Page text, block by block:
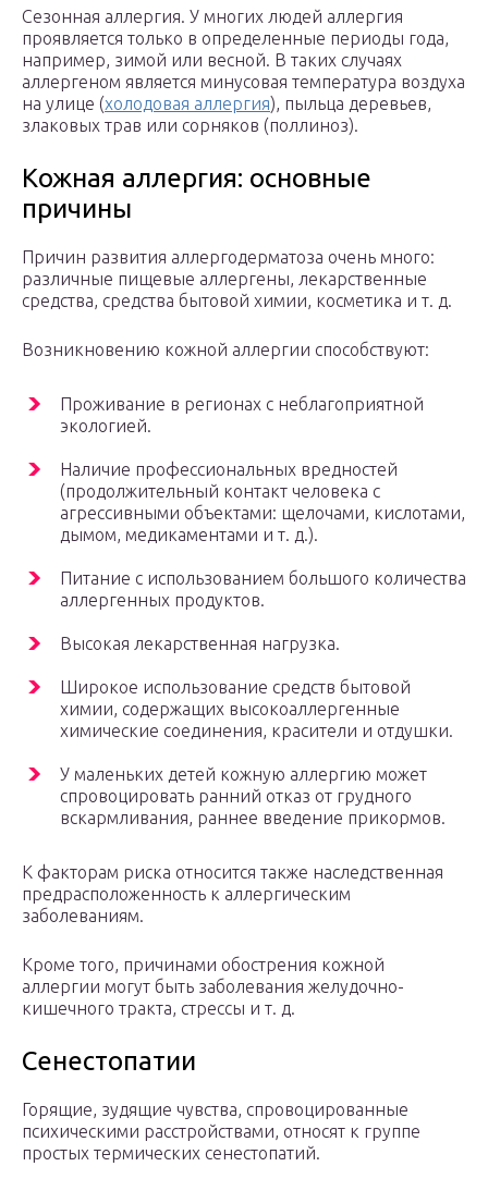
Сезонная аллергия. У многих людей аллергия
проявляется только в определенные периоды года,
например, зимой или весной. В таких случаях
аллергеном является минусовая температура воздуха
на улице (холодовая аллергия), пыльца деревьев,
злаковых трав или сорняков (поллиноз).
Кожная аллергия: основные
причины
Причин развития аллергодерматоза очень много:
различные пищевые аллергены, лекарственные
средства, средства бытовой химии, косметика и т. д.
Возникновению кожной аллергии способствуют:
Проживание в регионах с неблагоприятной
экологией.
Наличие профессиональных вредностей
(продолжительный контакт человека с
агрессивными объектами: щелочами, кислотами,
дымом, медикаментами и т. д.).
Питание с использованием большого количества
аллергенных продуктов.
Высокая лекарственная нагрузка.
Широкое использование средств бытовой
химии, содержащих высокоаллергенные
химические соединения, красители и отдушки.
У маленьких детей кожную аллергию может
спровоцировать ранний отказ от грудного
вскармливания, раннее введение прикормов.
К факторам риска относится также наследственная
предрасположенность к аллергическим
заболеваниям.
Кроме того, причинами обострения кожной
аллергии могут быть заболевания желудочно-
кишечного тракта, стрессы и т. д.
Сенестопатии
Горящие, зудящие чувства, спровоцированные
психическими расстройствами, относят к группе
простых термических сенестопатий.